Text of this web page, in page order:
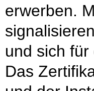
erwerben.
und sich
Das